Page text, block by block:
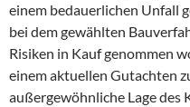
einem bedauerlichen Unfall
bei dem gewählten
Risiken in Kauf genommen
einem aktuellen Gutachten
außergewöhnliche Lage des